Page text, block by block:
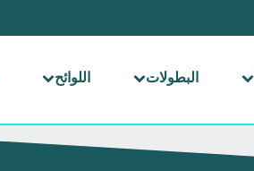
البطولات اللوائح